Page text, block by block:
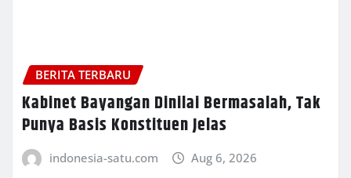
BERITA TERBARU
Kabinet Bayangan Dinilai Bermasalah, Tak
Punya Basis Konstituen Jelas
indonesia-satu.com Aug 6, 2026